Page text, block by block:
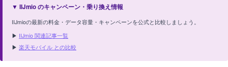
▼ IIJmio のキャンペーン・乗り換え情報
IIJmioの最新の料金・データ容量・キャンペーンを公式と比較しましょう。
▶ IIJmio 関連記事一覧
▶ 楽天モバイル との比較